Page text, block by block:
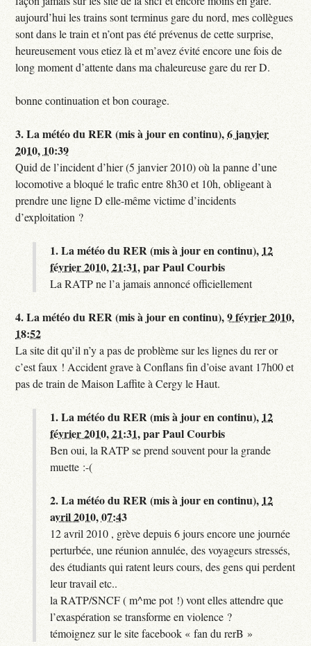
aujourd’hui les trains sont terminus gare du nord, mes collègues
sont dans le train et n’ont pas été prévenus de cette surprise,
heureusement vous etiez là et m’avez évité encore une fois de
long moment d’attente dans ma chaleureuse gare du rer D.
bonne continuation et bon courage.
3.La météo du RER (mis à jour en continu),6 janvier
2010, 10:39
Quid de l’incident d’hier (5 janvier 2010) où la panne d’une
locomotive a bloqué le trafic entre 8h30 et 10h, obligeant à
prendre une ligne D elle-même victime d’incidents
d’exploitation ?
1.La météo du RER (mis à jour en continu), 12
février 2010, 21:31,parPaul Courbis
La RATP ne l’a jamais annoncé officiellement
4.La météo du RER (mis à jour en continu),9 février 2010,
18:52
La site dit qu’il n’y a pas de problème sur les lignes du rer or
c’est faux ! Accident grave à Conflans fin d’oise avant 17h00 et
pas de train de Maison Laffite à Cergy le Haut.
1.La météo du RER (mis à jour en continu), 12
février 2010, 21:31,parPaul Courbis
Ben oui, la RATP se prend souvent pour la grande
muette :-(
2.La météo du RER (mis à jour en continu), 12
avril 2010, 07:43
12 avril 2010 , grève depuis 6 jours encore une journée
perturbée, une réunion annulée, des voyageurs stressés,
des étudiants qui ratent leurs cours, des gens qui perdent
leur travail etc..
la RATP/SNCF ( m^me pot !) vont elles attendre que
l’exaspération se transforme en violence ?
témoignez sur le site facebook « fan du rerB »